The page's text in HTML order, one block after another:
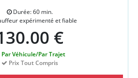
Durée: 60 min.
expérimenté et fiable
€
Par Véhicule/Par Trajet
Prix Tout Compris